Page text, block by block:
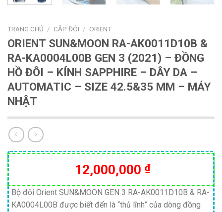
TRANG CHỦ / CẶP ĐÔI / ORIENT
ORIENT SUN&MOON RA-AK0011D10B &
RA-KA0004L00B GEN 3 (2021) – ĐỒNG
HỒ ĐÔI – KÍNH SAPPHIRE – DÂY DA –
AUTOMATIC – SIZE 42.5&35 MM – MÁY
NHẬT
12,000,000 ₫
Bộ đôi Orient SUN&MOON GEN 3 RA-AK0011D10B & RA-
KA0004L00B được biết đến là “thủ lĩnh” của dòng đồng